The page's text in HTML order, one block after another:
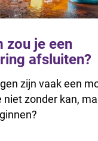
zou je een
afsluiten?
zijn vaak een
niet zonder kan,